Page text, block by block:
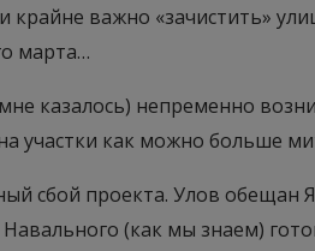
крайне важно «зачистить»
марта…
казалось) непременно
участки как можно больше
сбой проекта. Улов обещан
(как мы знаем)